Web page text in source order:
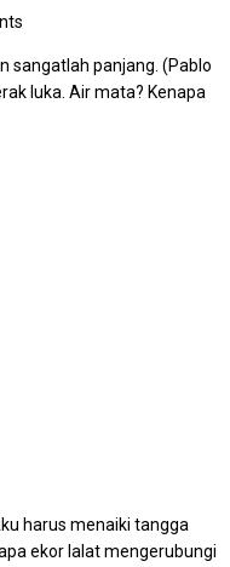
sangatlah panjang. (Pablo
luka. Air mata? Kenapa
harus menaiki tangga
ekor lalat mengerubungi